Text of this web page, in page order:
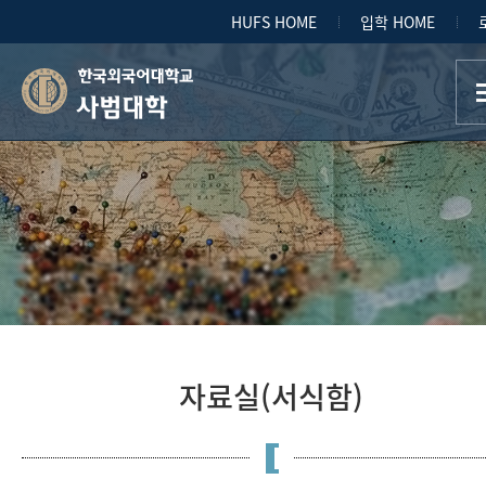
HUFS HOME 입학 HOME
사범대학
자료실(서식함)